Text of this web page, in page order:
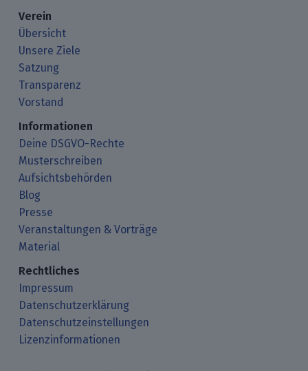
Verein
Übersicht
Unsere Ziele
Satzung
Transparenz
Vorstand
Informationen
Deine DSGVO-Rechte
Musterschreiben
Aufsichtsbehörden
Blog
Presse
Veranstaltungen & Vorträge
Material
Rechtliches
Impressum
Datenschutzerklärung
Datenschutzeinstellungen
Lizenzinformationen